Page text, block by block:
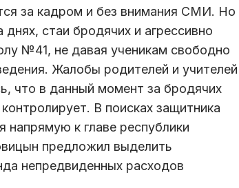
за кадром и без внимания СМИ. Но
стаи бродячих и агрессивно
№41, не давая ученикам свободно
Жалобы родителей и учителей
что в данный момент за бродячих
В поисках защитника
к главе республики
предложил выделить
непредвиденных расходов